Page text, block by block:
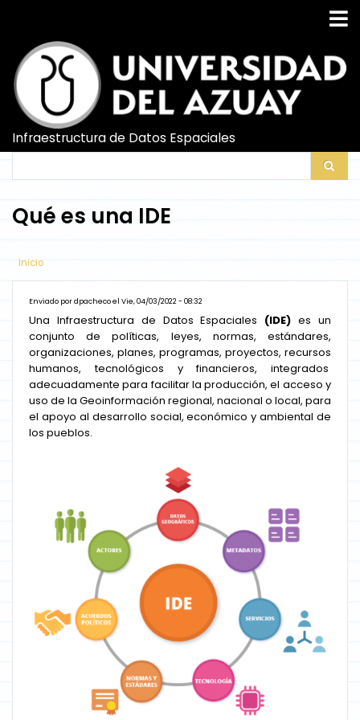
contenido
principal
Infraestructura de Datos Espaciales
Qué es una IDE
Inicio
Enviado pordpachecoel Vie, 04/03/2022 - 08:32
Una Infraestructura de Datos Espaciales (IDE) es un
conjunto de políticas, leyes, normas, estándares,
organizaciones, planes, programas, proyectos, recursos
humanos, tecnológicos y financieros, integrados
adecuadamente para facilitar la producción, el acceso y
uso de la Geoinformación regional, nacional o local, para
el apoyo al desarrollo social, económico y ambiental de
los pueblos.